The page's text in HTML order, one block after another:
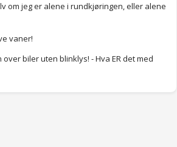
om jeg er alene i rundkjøringen, eller alene
vaner!
biler uten blinklys! - Hva ER det med